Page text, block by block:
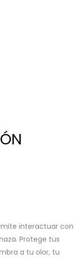
interactuar con
Protege tus
a tu olor, tu